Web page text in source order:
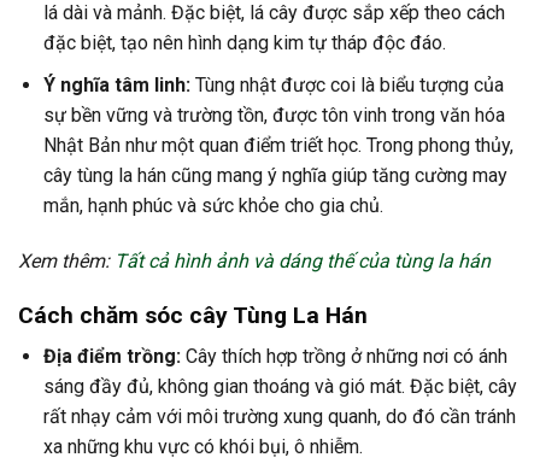
lá dài và mảnh. Đặc biệt, lá cây được sắp xếp theo cách
đặc biệt, tạo nên hình dạng kim tự tháp độc đáo.
Ý nghĩa tâm linh: Tùng nhật được coi là biểu tượng của
sự bền vững và trường tồn, được tôn vinh trong văn hóa
Nhật Bản như một quan điểm triết học. Trong phong thủy,
cây tùng la hán cũng mang ý nghĩa giúp tăng cường may
mắn, hạnh phúc và sức khỏe cho gia chủ.
Xem thêm: Tất cả hình ảnh và dáng thế của tùng la hán
Cách chăm sóc cây Tùng La Hán
Địa điểm trồng: Cây thích hợp trồng ở những nơi có ánh
sáng đầy đủ, không gian thoáng và gió mát. Đặc biệt, cây
rất nhạy cảm với môi trường xung quanh, do đó cần tránh
xa những khu vực có khói bụi, ô nhiễm.